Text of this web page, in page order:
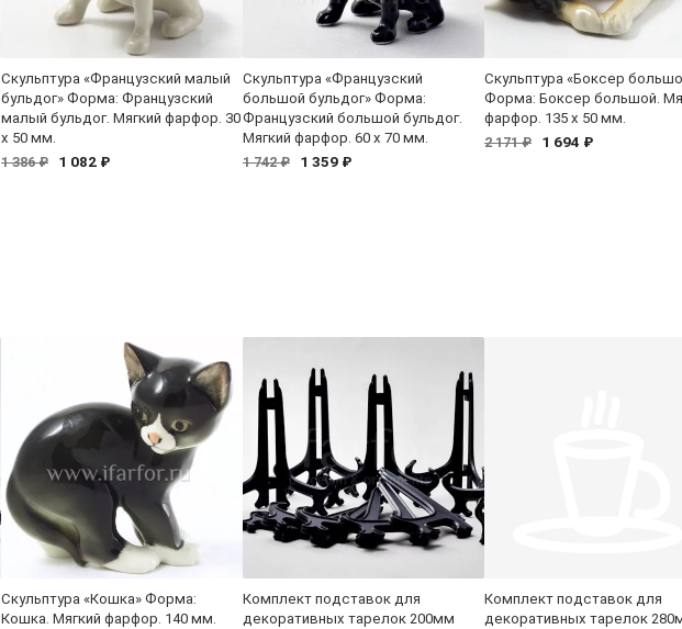
Скульптура «Французский малый
бульдог» Форма: Французский
малый бульдог. Мягкий фарфор. 30
x 50 мм.
1 386 ₽
1 082 ₽
Скульптура «Французский
большой бульдог» Форма:
Французский большой бульдог.
Мягкий фарфор. 60 x 70 мм.
1 742 ₽
1 359 ₽
Скульптура «Боксер
Форма: Боксер большой.
фарфор. 135 x 50 мм.
2 171 ₽
1 694 ₽
Скульптура «Кошка» Форма:
Кошка. Мягкий фарфор. 140 мм.
Комплект подставок для
декоративных тарелок 200мм
Комплект подставок для
декоративных тарелок